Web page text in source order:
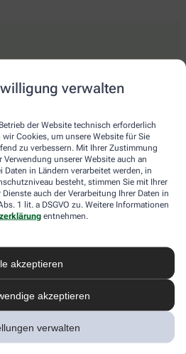
verwalten
der Website technisch erforderlich
Cookies, um unsere Website für Sie
zu verbessern. Mit Ihrer Zustimmung
unserer Website auch an
Daten in Ländern verarbeitet werden, in
besteht, stimmen Sie mit Ihrer
auch der Verarbeitung Ihrer Daten in
1 lit. a DSGVO zu. Weitere Informationen
entnehmen.
akzeptieren
akzeptieren
verwalten
Die Bezahlung bei Abholung und die
sofern ein Botendienst in der von
wird, ist immer möglich.
Sie, dass nicht alle Apotheken diesen